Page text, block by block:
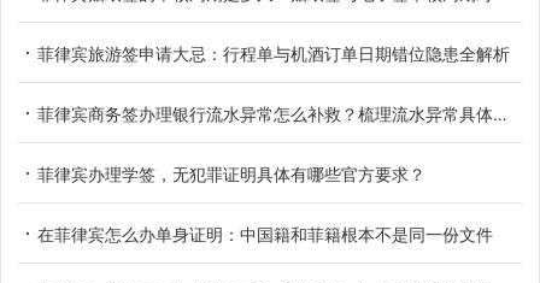
菲律宾旅游签申请大忌：行程单与机酒订单日期错位隐患全解析
菲律宾商务签办理银行流水异常怎么补救？梳理流水异常具体类型
菲律宾办理学签，无犯罪证明具体有哪些官方要求？
在菲律宾怎么办单身证明：中国籍和菲籍根本不是同一份文件